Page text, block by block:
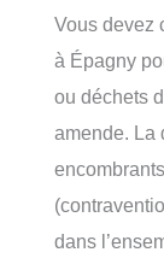
Vous devez
à Épagny
ou déchets
amende. La
dans